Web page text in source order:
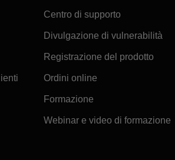
Centro di supporto
Divulgazione di vulnerabilità
Registrazione del prodotto
Ordini online
Formazione
Webinar e video di formazione